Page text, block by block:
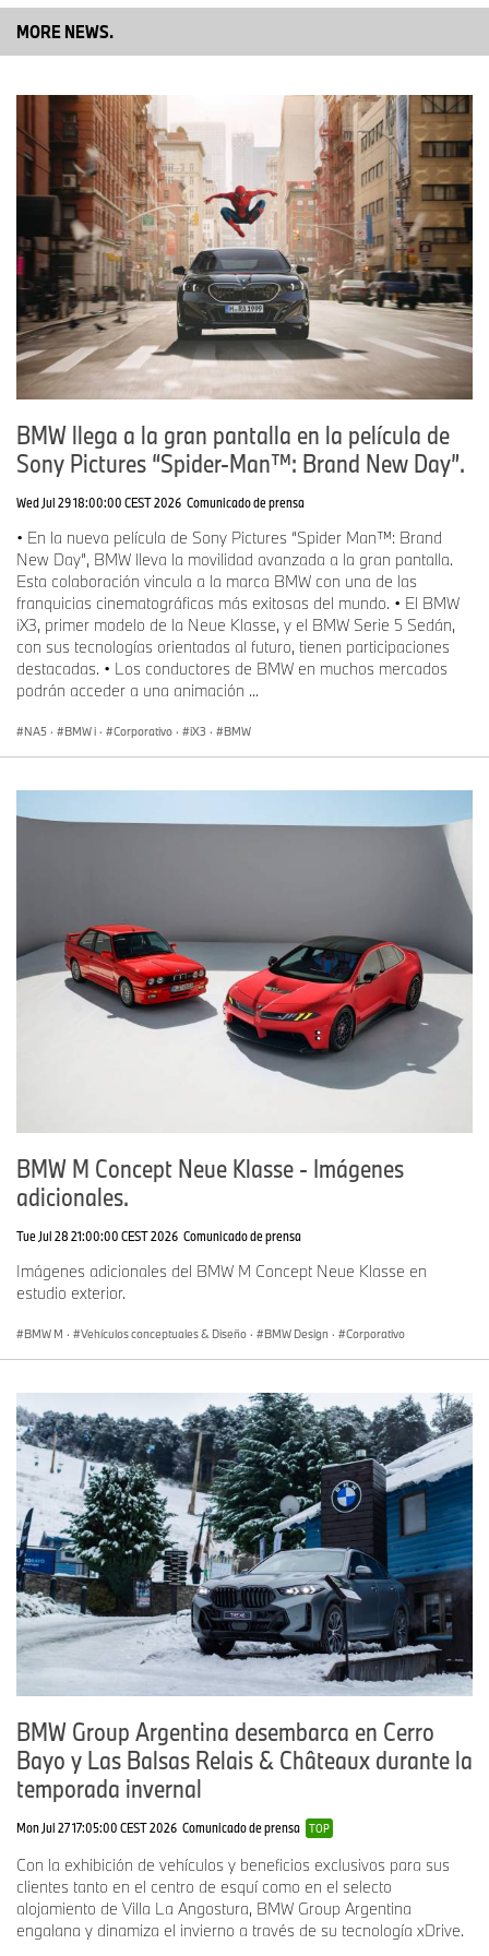
profesional, no tengo dudas de que juntos impulsarán el negocio
y la marca BMW a un nuevo nivel. La amplia experiencia y
nuestra exitosa estrategia y seguirán construyendo nuestro fuerte
impulso en ventas. Luciana Francisco aportará una experiencia
muy valiosa, creatividad y visión estratégica a nuestro equipo de
marketing y mejorará nuestra estrategia de marketing regional de
BMW y el enfoque en el cliente. Quiero agradecer sinceramente a
Alexander Luhn por su dedicación y liderazgo en el
fortalecimiento de nuestras operaciones de ventas regionales,
mejorando la experiencia en el punto de venta para nuestros
clientes y haciendo crecer nuestro negocio en todos los canales
de ventas a nuevos niveles durante los últimos años”, dijo Reiner
Braun, Presidente y CEO de BMW Group Latinoamérica.
MORE NEWS.
BMW llega a la gran pantalla en la película de
Sony Pictures “Spider‑Man™: Brand New Day”.
Wed Jul 29 18:00:00 CEST 2026 Comunicado de prensa
• En la nueva película de Sony Pictures “Spider Man™: Brand
New Day”, BMW lleva la movilidad avanzada a la gran pantalla.
Esta colaboración vincula a la marca BMW con una de las
franquicias cinematográficas más exitosas del mundo. • El BMW
iX3, primer modelo de la Neue Klasse, y el BMW Serie 5 Sedán,
con sus tecnologías orientadas al futuro, tienen participaciones
destacadas. • Los conductores de BMW en muchos mercados
podrán acceder a una animación ...
NA5 · BMW i · Corporativo · iX3 · BMW
BMW M Concept Neue Klasse - Imágenes
adicionales.
Tue Jul 28 21:00:00 CEST 2026 Comunicado de prensa
Imágenes adicionales del BMW M Concept Neue Klasse en
estudio exterior.
BMW M · Vehículos conceptuales & Diseño · BMW Design · Corporativo
BMW Group Argentina desembarca en Cerro
Bayo y Las Balsas Relais & Châteaux durante la
temporada invernal
Mon Jul 27 17:05:00 CEST 2026 Comunicado de prensa TOP
Con la exhibición de vehículos y beneficios exclusivos para sus
clientes tanto en el centro de esquí como en el selecto
alojamiento de Villa La Angostura, BMW Group Argentina
engalana y dinamiza el invierno a través de su tecnología xDrive.